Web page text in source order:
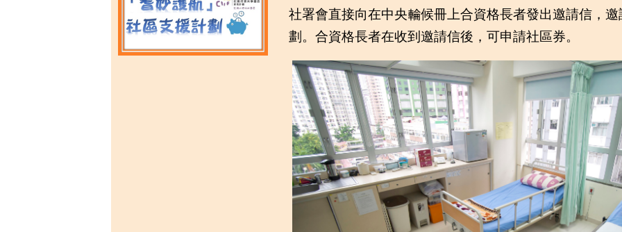
社署會直接向在中央輪候冊上合資格長者發出邀請信，
劃。合資格長者在收到邀請信後，可申請社區券。